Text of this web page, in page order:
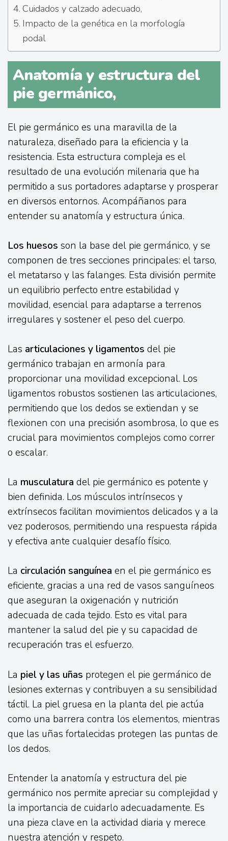
Cuidados y calzado adecuado,
Impacto de la genética en la morfología
podal
Anatomía y estructura del
pie germánico,
El pie germánico es una maravilla de la
naturaleza, diseñado para la eficiencia y la
resistencia. Esta estructura compleja es el
resultado de una evolución milenaria que ha
permitido a sus portadores adaptarse y prosperar
en diversos entornos. Acompáñanos para
entender su anatomía y estructura única.
Los huesos son la base del pie germánico, y se
componen de tres secciones principales: el tarso,
el metatarso y las falanges. Esta división permite
un equilibrio perfecto entre estabilidad y
movilidad, esencial para adaptarse a terrenos
irregulares y sostener el peso del cuerpo.
Las articulaciones y ligamentos del pie
germánico trabajan en armonía para
proporcionar una movilidad excepcional. Los
ligamentos robustos sostienen las articulaciones,
permitiendo que los dedos se extiendan y se
flexionen con una precisión asombrosa, lo que es
crucial para movimientos complejos como correr
o escalar.
La musculatura del pie germánico es potente y
bien definida. Los músculos intrínsecos y
extrínsecos facilitan movimientos delicados y a la
vez poderosos, permitiendo una respuesta rápida
y efectiva ante cualquier desafío físico.
La circulación sanguínea en el pie germánico es
eficiente, gracias a una red de vasos sanguíneos
que aseguran la oxigenación y nutrición
adecuada de cada tejido. Esto es vital para
mantener la salud del pie y su capacidad de
recuperación tras el esfuerzo.
La piel y las uñas protegen el pie germánico de
lesiones externas y contribuyen a su sensibilidad
táctil. La piel gruesa en la planta del pie actúa
como una barrera contra los elementos, mientras
que las uñas fortalecidas protegen las puntas de
los dedos.
Entender la anatomía y estructura del pie
germánico nos permite apreciar su complejidad y
la importancia de cuidarlo adecuadamente. Es
una pieza clave en la actividad diaria y merece
nuestra atención y respeto.